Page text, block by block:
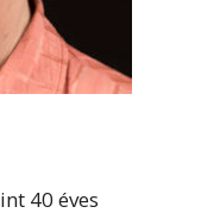
40 éves